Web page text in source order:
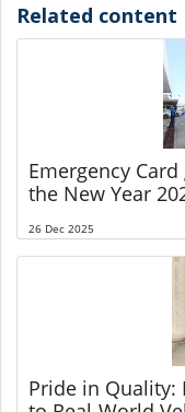
Related content
Emergency
the New Year
26 Dec 2025
Pride in Quality: